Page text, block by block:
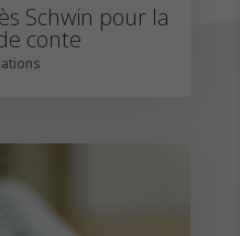
Schwin pour la
conte